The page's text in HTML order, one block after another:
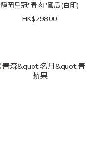
靜岡皇冠"青肉"蜜瓜(白印)
HK$298.00